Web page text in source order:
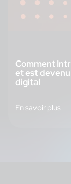
Comment
et est devenu
digital
En savoir plus